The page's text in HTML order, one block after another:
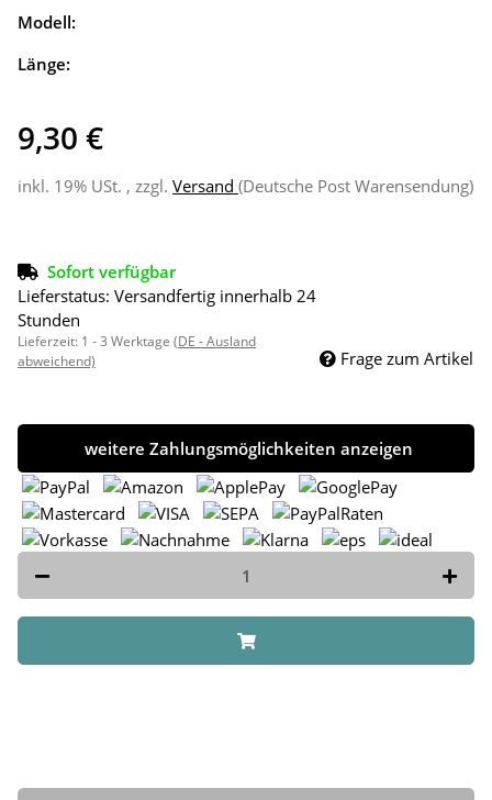
Modell:
Länge:
9,30 €
inkl. 19% USt. , zzgl. Versand (Deutsche Post Warensendung)
Sofort verfügbar
Lieferstatus: Versandfertig innerhalb 24
Stunden
Lieferzeit: 1 - 3 Werktage (DE - Ausland
abweichend)
Frage zum Artikel
weitere Zahlungsmöglichkeiten anzeigen